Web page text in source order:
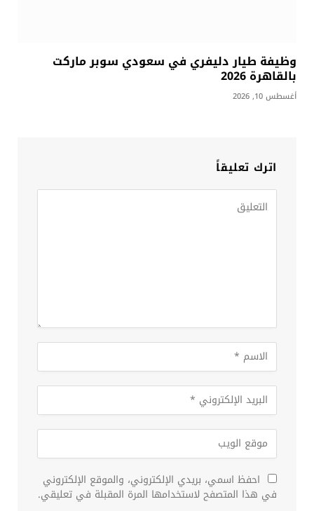
وظيفة طيار دليفري في سعودي سوبر ماركت
بالقاهرة 2026
أغسطس 10, 2026
اترك تعليقاً
احفظ اسمي، بريدي الإلكتروني، والموقع الإلكتروني
في هذا المتصفح لاستخدامها المرة المقبلة في تعليقي.